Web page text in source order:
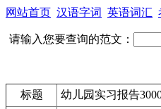
网站首页 汉语字词 英语词汇
请输入您要查询的范文：
标题
幼儿园实习报告